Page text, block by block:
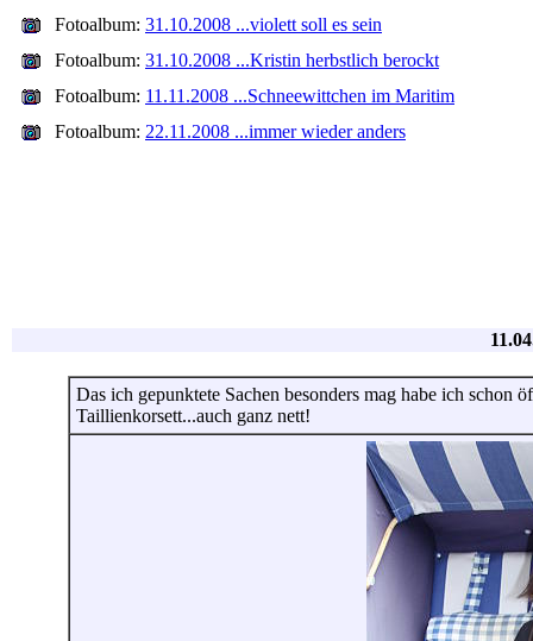
Fotoalbum: 31.10.2008 ...violett soll es sein
Fotoalbum: 31.10.2008 ...Kristin herbstlich berockt
Fotoalbum: 11.11.2008 ...Schneewittchen im Maritim
Fotoalbum: 22.11.2008 ...immer wieder anders
Das ich gepunktete Sachen besonders mag habe ich schon
Taillienkorsett...auch ganz nett!